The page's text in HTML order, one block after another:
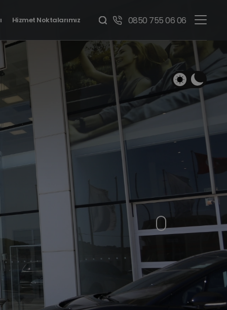
Hizmet Noktalarımız 0850 755 06 06
BMW 1 Serisi
Benzinli • Dizel
BMW 5 Serisi Sedan
Benzinli • Dizel • Plug-In Hybrid